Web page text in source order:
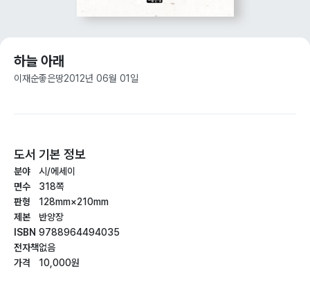
하늘 아래
이재순좋은땅2012년 06월 01일
도서 기본 정보
분야
면수
판형
제본
ISBN
전자책
가격
시/에세이
318쪽
128mm×210mm
반양장
9788964494035
없음
10,000원